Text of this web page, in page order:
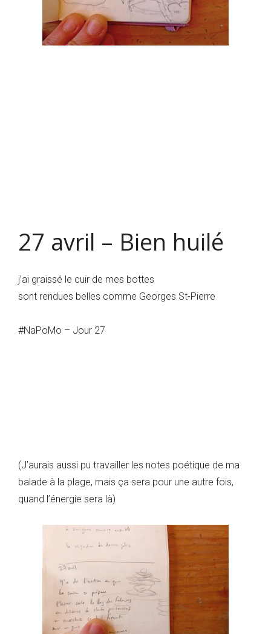
27 avril – Bien huilé
j’ai graissé le cuir de mes bottes
sont rendues belles comme Georges St-Pierre
#NaPoMo – Jour 27
(J’aurais aussi pu travailler les notes poétique de ma
balade à la plage, mais ça sera pour une autre fois,
quand l’énergie sera là)